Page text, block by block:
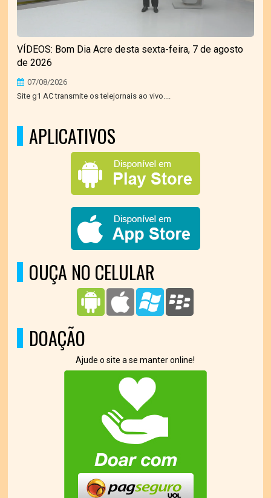
VÍDEOS: Bom Dia Acre desta sexta-feira, 7 de agosto
de 2026
07/08/2026
Site g1 AC transmite os telejornais ao vivo....
APLICATIVOS
OUÇA NO CELULAR
DOAÇÃO
Ajude o site a se manter online!